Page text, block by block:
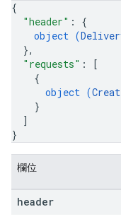
{
"header" : {
object (
},
"requests" :
[
{
object (
}
]
}
欄位
header